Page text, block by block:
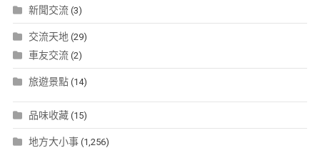
新聞交流(3)
交流天地 (29)
車友交流(2)
旅遊景點(14)
品味收藏(15)
地方大小事(1,256)